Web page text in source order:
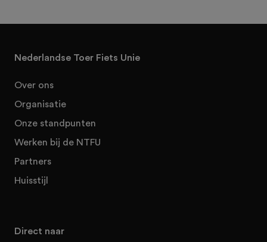
Nederlandse Toer Fiets Unie
Over ons
Organisatie
Onze standpunten
Werken bij de NTFU
Partners
Huisstijl
Direct naar